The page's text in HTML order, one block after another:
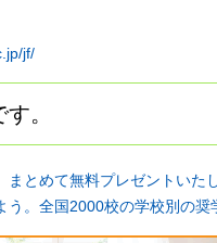
jf/
。
とめて無料プレゼントいたし
。全国2000校の学校別の奨